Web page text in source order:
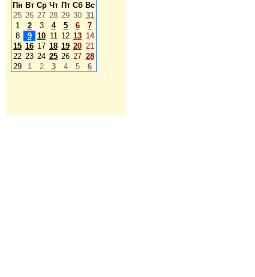
Пн Вт Ср Чт Пт Сб Вс
25 26 27 28 29 30 31
1
2 3 4 5 6
7
8
9 10 11 12 13 14
15 16 17 18 19 20 21
22 23 24 25 26 27 28
29
1 2 3 4 5 6